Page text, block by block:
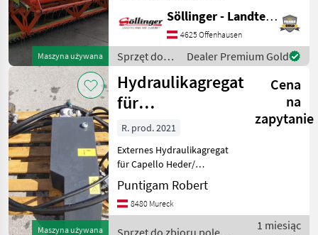
Maszyna używana
Spezial Claas Lackierung
Autocontour/
Höhenführung
Schnittwinkelverstellung
Haspelwickelsch
Söllinger - Landtechnik GmbH
4625 Offenhausen
Sprzęt do
zbioru pole
uprawne /
Cressoni
Dealer Premium Gold
Maszyna używana
Hydraulikagregat
für
Schneidwerke
von Capello
Cena
na
zapytanie
R. prod. 2021
Externes Hydraulikagregat
für Capello Heder/
przystawka (typ): Heder/
przystawka do zboża,
Składanie hydrauliczne, :
Puntigam Robert
8480 Mureck
Sprzęt do zbioru pole
1 miesiąc